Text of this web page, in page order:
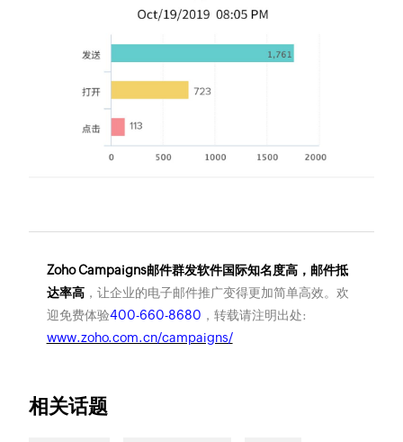
Zoho Campaigns邮件群发软件国际知名度高，邮件抵
达率高，让企业的电子邮件推广变得更加简单高效。欢
迎免费体验400-660-8680 ，转载请注明出处:
www.zoho.com.cn/campaigns/
相关话题